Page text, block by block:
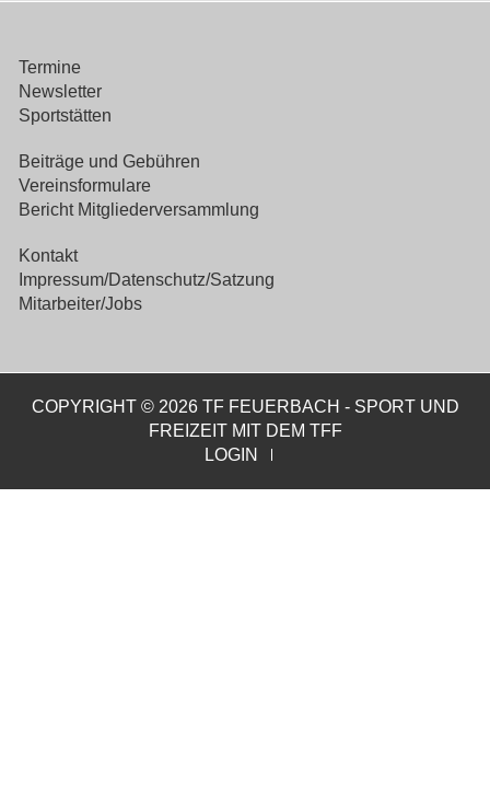
Termine
Newsletter
Sportstätten
Beiträge und Gebühren
Vereinsformulare
Bericht Mitgliederversammlung
Kontakt
Impressum/Datenschutz/Satzung
Mitarbeiter/Jobs
COPYRIGHT © 2026 TF FEUERBACH - SPORT UND
FREIZEIT MIT DEM TFF
LOGIN